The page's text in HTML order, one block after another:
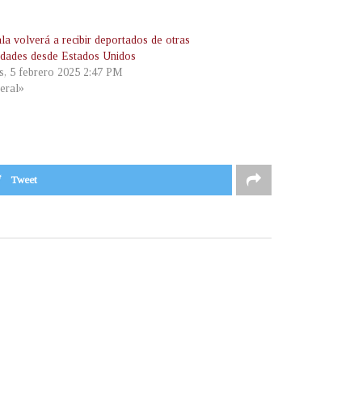
volverá a recibir deportados de otras
desde Estados Unidos
5 febrero 2025 2:47 PM
Tweet